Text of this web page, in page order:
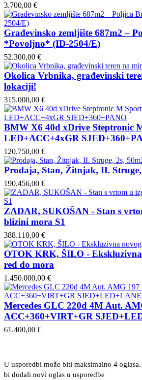
3.700,00 €
Građevinsko zemljište 687m2 –
*Povoljno* (ID-2504/E)
52.300,00 €
Okolica Vrbnika, građevinski
lokaciji!
315.000,00 €
BMW X6 40d xDrive Steptronic
LED+ACC+4xGR
120.750,00 €
Prodaja, Stan, Žitnjak, II. Struge,
190.456,00 €
ZADAR, SUKOŠAN - Stan s
blizini mora S1
388.110,00 €
OTOK KRK, ŠILO -
red do mora
1.450.000,00 €
Mercedes GLC 220d 4M Aut.
ACC+360+VIRT+GR
61.400,00 €
U usporedbi može biti maksimalno 4
bi dodali novi oglas u usporedbe